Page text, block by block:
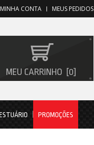
MEUS PEDIDOS
MINHA CONTA
MEU CARRINHO 0
PROMOÇÕES